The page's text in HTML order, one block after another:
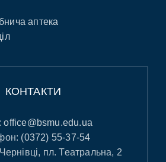
аптека
КОНТАКТИ
office@bsmu.edu.ua
(0372) 55-37-54
пл. Театральна, 2